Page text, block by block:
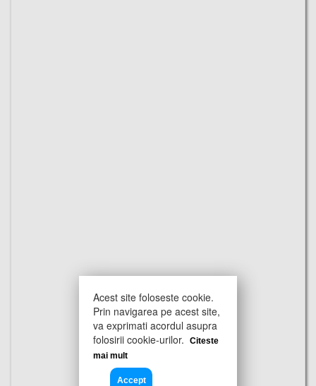
Acest site foloseste cookie.
Prin navigarea pe acest site,
va exprimati acordul asupra
folosirii cookie-urilor.
Citeste
mai mult
Accept